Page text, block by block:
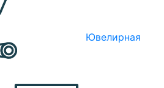
Ювелирная